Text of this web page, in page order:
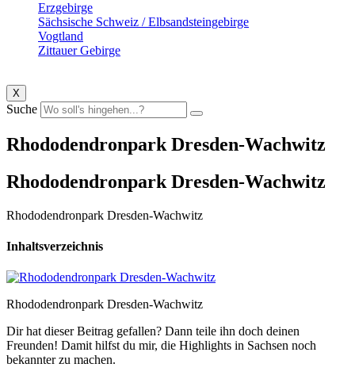
Erzgebirge
Sächsische Schweiz / Elbsandsteingebirge
Vogtland
Zittauer Gebirge
X
Suche
Rhododendronpark Dresden-Wachwitz
Rhododendronpark Dresden-Wachwitz
Rhododendronpark Dresden-Wachwitz
Inhaltsverzeichnis
Rhododendronpark Dresden-Wachwitz
Dir hat dieser Beitrag gefallen? Dann teile ihn doch deinen
Freunden! Damit hilfst du mir, die Highlights in Sachsen noch
bekannter zu machen.